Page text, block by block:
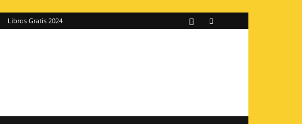
Libros Gratis 2024